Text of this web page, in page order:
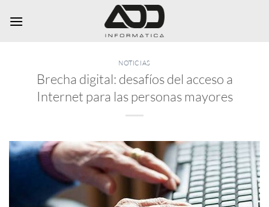
NOTICIAS
Brecha digital: desafíos del acceso a
Internet para las personas mayores